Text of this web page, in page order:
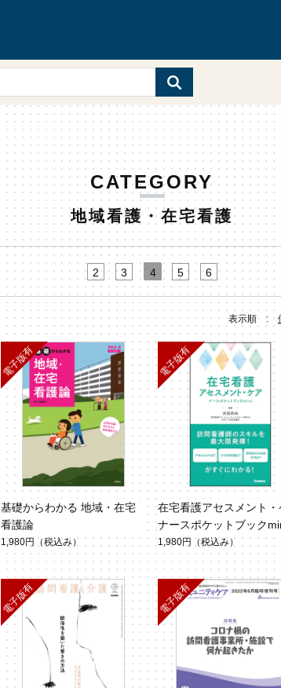
CATEGORY
地域看護・在宅看護
2 3 4 5 6
表示順 :
基礎からわかる 地域・在宅
看護論
1,980円 （税込み）
在宅看護アセスメント・
ナースポケットブック
1,980円 （税込み）